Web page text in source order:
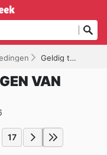
Geldig tot 12/07/2026
VAN
17